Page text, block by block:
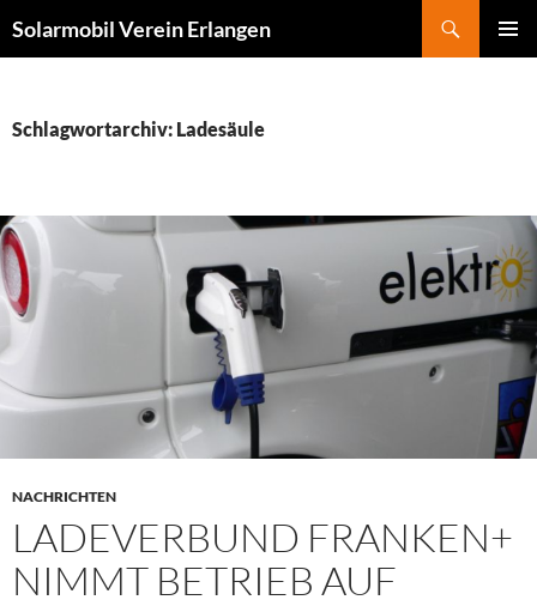
Inhalt
Solarmobil Verein Erlangen
Schlagwortarchiv: Ladesäule
NACHRICHTEN
LADEVERBUND FRANKEN+
NIMMT BETRIEB AUF